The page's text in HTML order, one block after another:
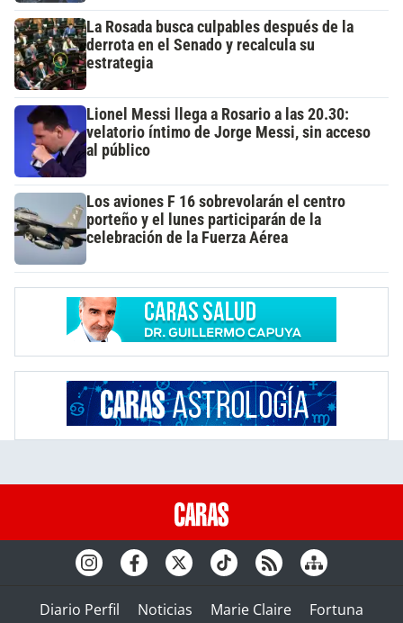
La Rosada busca culpables después de la
derrota en el Senado y recalcula su
estrategia
Lionel Messi llega a Rosario a las 20.30:
velatorio íntimo de Jorge Messi, sin acceso
al público
Los aviones F 16 sobrevolarán el centro
porteño y el lunes participarán de la
celebración de la Fuerza Aérea
Diario Perfil Noticias Marie Claire Fortuna